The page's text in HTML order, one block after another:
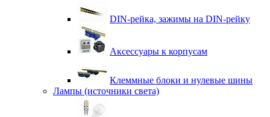
DIN-рейка, зажимы на DIN-рейку
Аксессуары к корпусам
Клеммные блоки и нулевые шины
Лампы (источники света)